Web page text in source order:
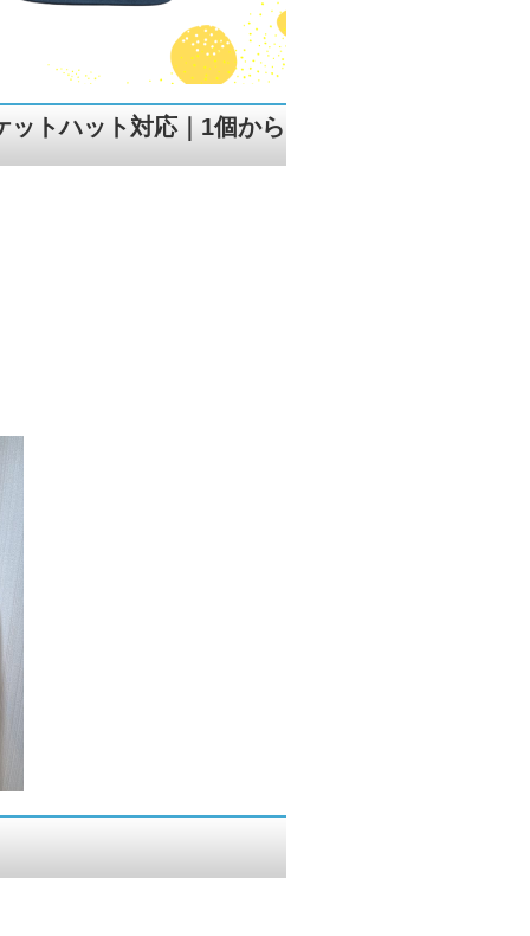
トハット対応｜1個から